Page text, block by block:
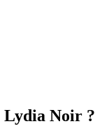
Lydia Noir ?